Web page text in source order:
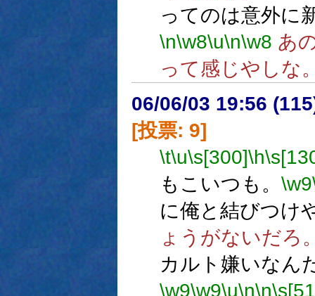
ってのは意外に
\n\w8\u\n\w8 あ
って感じやしな
06/06/03 19:56
[投票: 9]
\t\u\s[300]\h
もこいつも。 \w9
に俺と結びつけ
ょうがないだろ
カルト嫌いなん
\w9\w9\u\n\n